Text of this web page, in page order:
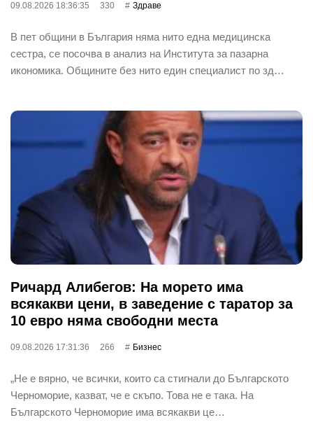
09.08.2026 18:36:35 330 Здраве
В пет общини в България няма нито една медицинска
сестра, се посочва в анализ на Института за пазарна
икономика. Общините без нито един специалист по зд…
Ричард Алибегов: На морето има
всякакви цени, в заведение с таратор за
10 евро няма свободни места
09.08.2026 17:31:36 266 Бизнес
„Не е вярно, че всички, които са стигнали до Българското
Черноморие, казват, че е скъпо. Това не е така. На
Българското Черноморие има всякакви це…